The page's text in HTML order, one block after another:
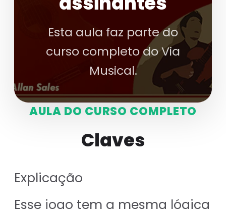
Esta aula faz parte do
curso completo do Via
Musical.
AULA DO CURSO COMPLETO
Claves
Explicação
Esse jogo tem a mesma lógica